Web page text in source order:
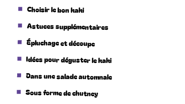
Choisir le bon kaki
Astuces supplémentaires
Épluchage et découpe
Idées pour déguster le kaki
Dans une salade automnale
Sous forme de chutney